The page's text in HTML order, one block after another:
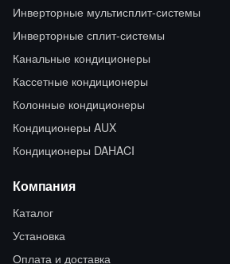
Инверторные мультисплит-системы
Инверторные сплит-системы
Канальные кондиционеры
Кассетные кондиционеры
Колонные кондиционеры
Кондиционеры AUX
Кондиционеры DAHACI
Компания
Каталог
Установка
Оплата и доставка